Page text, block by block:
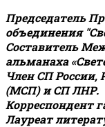
Председатель
объединения
Составитель
альманаха
Член СП России,
(МСП) и СП ЛНР.
Корреспондент
Лауреат